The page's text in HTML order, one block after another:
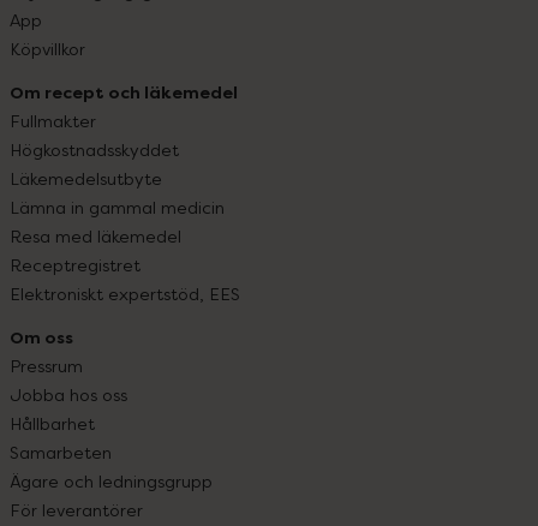
App
Köpvillkor
Om recept och läkemedel
Fullmakter
Högkostnadsskyddet
Läkemedelsutbyte
Lämna in gammal medicin
Resa med läkemedel
Receptregistret
Elektroniskt expertstöd, EES
Om oss
Pressrum
Jobba hos oss
Hållbarhet
Samarbeten
Ägare och ledningsgrupp
För leverantörer